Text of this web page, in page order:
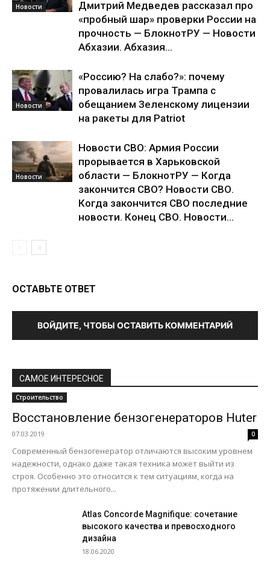
Новости
Дмитрий Медведев рассказал про
«пробный шар» проверки России на
прочность — БлокнотРУ — Новости
Абхазии. Абхазия...
Новости
«Россию? На слабо?»: почему
провалилась игра Трампа с
обещанием Зеленскому лицензии
на ракеты для Patriot
Новости
Новости СВО: Армия России
прорывается в Харьковской
области — БлокнотРУ — Когда
закончится СВО? Новости СВО.
Когда закончится СВО последние
новости. Конец СВО. Новости...
ОСТАВЬТЕ ОТВЕТ
ВОЙДИТЕ, ЧТОБЫ ОСТАВИТЬ КОММЕНТАРИЙ
САМОЕ ИНТЕРЕСНОЕ
Строительство
Восстановление бензогенераторов Huter
07.03.2019 0
Современный бензогенератор отличаются высоким уровнем
надежности, однако даже такая техника может выйти из
строя. Особенно это относится к тем ситуациям, когда на
протяжении длительного...
Atlas Concorde Magnifique: сочетание
высокого качества и превосходного
дизайна
18.06.2020